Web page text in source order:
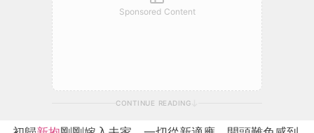
Sponsored Content
CONTINUE READING